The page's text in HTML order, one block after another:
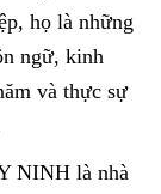
họ là những
ngữ, kinh
và thực sự
NINH là nhà